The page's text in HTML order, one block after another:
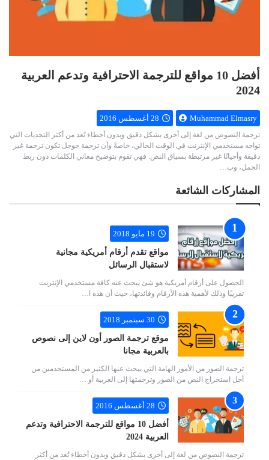
أفضل 10 مواقع للترجمة الاحترافية وتدعم العربية
2024
Muhammad Elmasry 28 أغسطس 2016
ترجمة النصوص من لغة إلى أخرى بشكل دقيق وبدون أخطاء تُعد من أكثر التحديات التي
تواجه مستخدمي الإنترنت في الوقت الحالي، خاصةً وأن ترجمة جوجل تكون ترجمة غير
دقيقة وأحيانًا غير مرتبطة بسياق النص. فهي تقوم بتوضيح معاني الكلمات دون ربط
الجمل، وب…
المشاركات الشائعة
19 مايو 2018
مواقع تقدم أرقام أمريكية مجانية
لاستقبال الرسائل
الحصول على أرقام أمريكية هو شئ يبحث عنه كافة مستخدمي الإنترنت
تقريبًا وذلك لأهمية هذه الأرقام وفائدتها، حيث أن هذه ا…
30 سبتمبر 2018
موقع ترجمة الصور أون لاين إلى نصوص
بالعربية مجانا
ترجمة الصور من الأمور الهامة التي يبحث عنها الكثير من المستخدمين من
أجل استخراج النص من الصور وترجمتها إلى العربية أو …
28 أغسطس 2016
أفضل 10 مواقع للترجمة الاحترافية وتدعم
العربية 2024
ترجمة النصوص من لغة إلى أخرى بشكل دقيق وبدون أخطاء تُعد من أكثر